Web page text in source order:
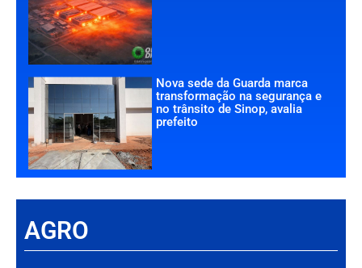
Nova sede da Guarda marca
transformação na segurança e
no trânsito de Sinop, avalia
prefeito
AGRO